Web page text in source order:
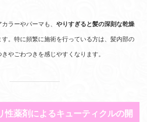
ラーやパーマも、 やりすぎると髪の深刻な乾燥
す。特に頻繁に施術を行っている方は、髪内部の
やごわつきを感じやすくなります。
性薬剤によるキューティクルの開